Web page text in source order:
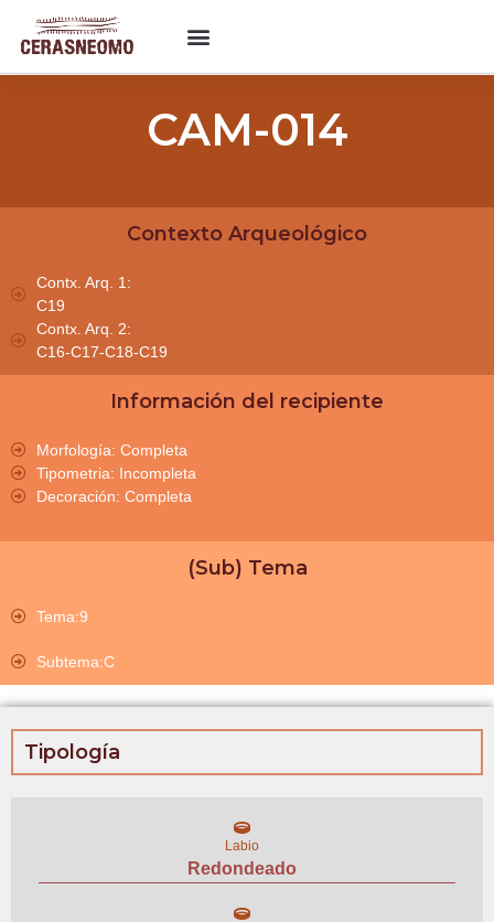
CAM-014
Contexto Arqueológico
Contx. Arq. 1:
C19
Contx. Arq. 2:
C16-C17-C18-C19
Información del recipiente
Morfología: Completa
Tipometria: Incompleta
Decoración: Completa
(Sub) Tema
Tema:9
Subtema:C
Tipología
Labio
Redondeado